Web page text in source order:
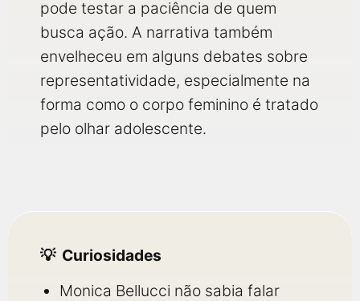
pode testar a paciência de quem
busca ação. A narrativa também
envelheceu em alguns debates sobre
representatividade, especialmente na
forma como o corpo feminino é tratado
pelo olhar adolescente.
Curiosidades
Monica Bellucci não sabia falar